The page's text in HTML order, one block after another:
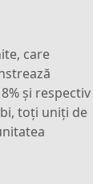
care
și respectiv
toți uniți de